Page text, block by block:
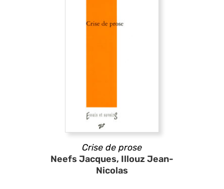
Crise de prose
Neefs Jacques, Illouz Jean-
Nicolas